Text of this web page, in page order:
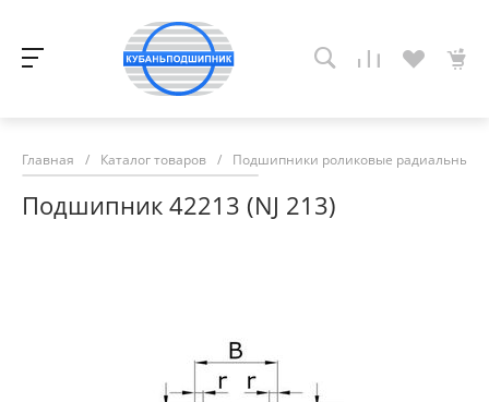
Главная / Каталог товаров / Подшипники роликовые радиальные
Подшипник 42213 (NJ 213)